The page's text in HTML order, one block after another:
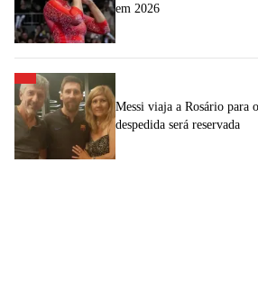
em 2026
Messi viaja a Rosário para
despedida será reservada